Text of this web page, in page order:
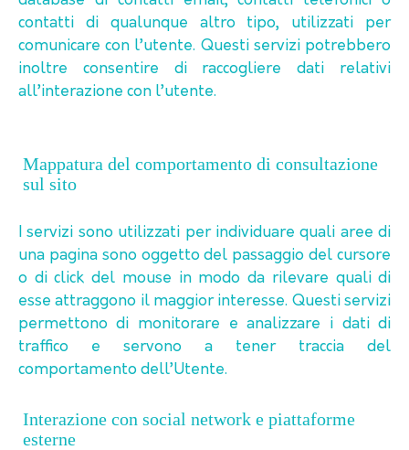
contatti di qualunque altro tipo, utilizzati per
comunicare con l’utente. Questi servizi potrebbero
inoltre consentire di raccogliere dati relativi
all’interazione con l’utente.
Mappatura del comportamento di consultazione
sul sito
I servizi sono utilizzati per individuare quali aree di
una pagina sono oggetto del passaggio del cursore
o di click del mouse in modo da rilevare quali di
esse attraggono il maggior interesse. Questi servizi
permettono di monitorare e analizzare i dati di
traffico e servono a tener traccia del
comportamento dell’Utente.
Interazione con social network e piattaforme
esterne